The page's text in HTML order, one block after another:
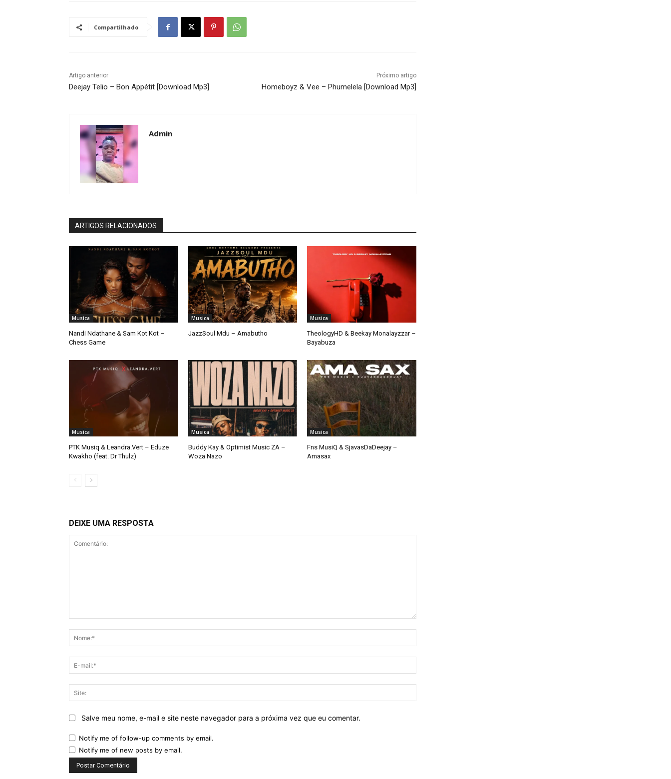
Compartilhado
Artigo anterior
Deejay Telio – Bon Appétit [Download Mp3]
Próximo artigo
Homeboyz & Vee – Phumelela [Download Mp3]
Admin
ARTIGOS RELACIONADOS
Musica
Nandi Ndathane & Sam Kot Kot –
Chess Game
Musica
JazzSoul Mdu – Amabutho
Musica
TheologyHD & Beekay Monalayzzar –
Bayabuza
Musica
PTK Musiq & Leandra.Vert – Eduze
Kwakho (feat. Dr Thulz)
Musica
Buddy Kay & Optimist Music ZA –
Woza Nazo
Musica
Fns MusiQ & SjavasDaDeejay –
Amasax
DEIXE UMA RESPOSTA
mail:*
Salve meu nome, e-mail e site neste navegador para a próxima vez que eu comentar.
Notify me of follow-up comments by email.
Notify me of new posts by email.